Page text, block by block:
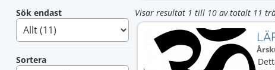
Sök endast
Sortera
Visar resultat 1 till 10 av totalt 11